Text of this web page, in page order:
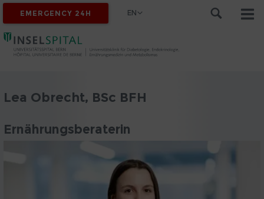
EMERGENCY 24H EN
Lea Obrecht, BSc BFH
Ernährungsberaterin